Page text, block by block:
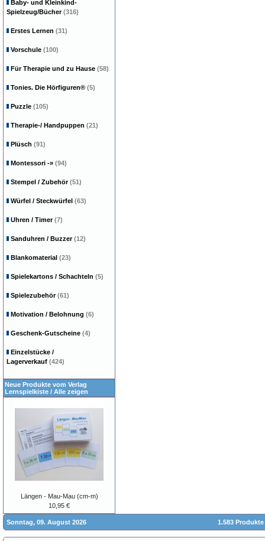
Baby- und Kleinkind-
Spielzeug/Bücher(316)
Erstes Lernen (31)
Vorschule (100)
Für Therapie und zu Hause (58)
Tonies. Die Hörfiguren® (5)
Puzzle (105)
Therapie-/ Handpuppen (21)
Plüsch (91)
Montessori -» (94)
Stempel / Zubehör(51)
Würfel / Steckwürfel (63)
Uhren / Timer(7)
Sanduhren / Buzzer(12)
Blankomaterial (23)
Spielekartons / Schachteln (5)
Spielezubehör(61)
Motivation / Belohnung (6)
Geschenk-Gutscheine (4)
Einzelstücke /
Lagerverkauf (424)
Neue Produkte vom Verlag
Lernspielkiste / Alle zeigen
Längen - Mau-Mau (cm-m)
10,95 €
Sonntag, 09. August 2026 1.583